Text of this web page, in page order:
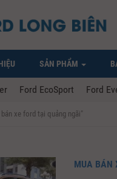
SẢN PHẨM
Ford EcoSport Ford
xe ford tại quảng ngãi"
MUA BÁN